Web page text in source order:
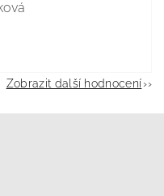
Zobrazit další hodnocení